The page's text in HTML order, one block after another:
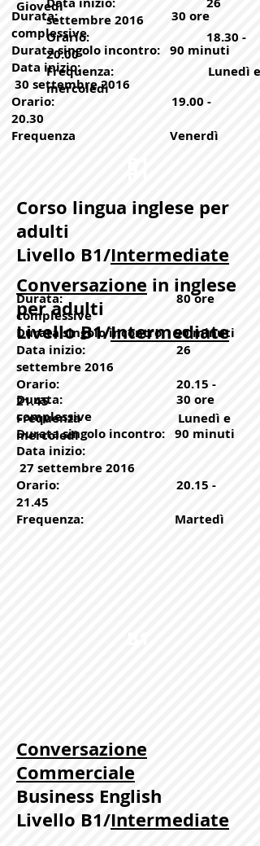
Giovedì
settembre 2016
Orario: 18.30 -
20.00
Frequenza: Lunedì e
mercoledì
Corso lingua inglese per
adulti
Livello B1/Intermediate
Durata: 80 ore
complessive
Durata singolo incontro: 90 minuti
Data inizio: 26
settembre 2016
Orario: 20.15 -
21.45
Frequenza Lunedì e
mercoledì
Conversazione in inglese
per adulti
Livello B1/Intermediate
Durata: 30 ore
complessive
Durata singolo incontro: 90 minuti
Data inizio:
27 settembre 2016
Orario: 20.15 -
21.45
Frequenza: Martedì
Durata: 30 ore
complessive
Durata singolo incontro: 90 minuti
Data inizio:
30 settembre 2016
Orario: 19.00 -
20.30
Frequenza Venerdì
Conversazione
Commerciale
Business English
Livello B1/Intermediate